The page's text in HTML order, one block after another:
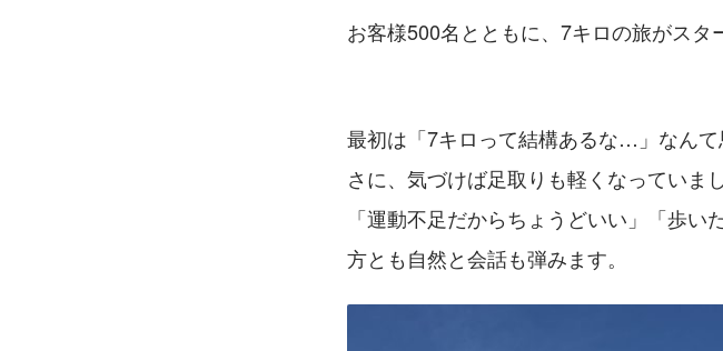
お客様500名とともに、7キロの旅がスタ
最初は「7キロって結構あるな…」なん
さに、気づけば足取りも軽くなっていま
「運動不足だからちょうどいい」「歩
方とも自然と会話も弾みます。